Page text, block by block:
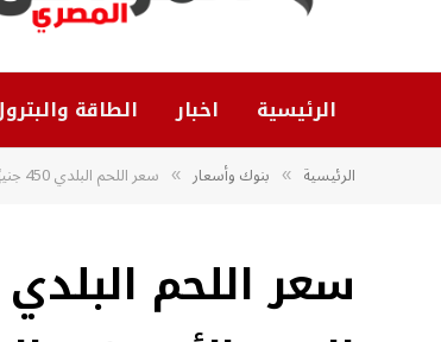
الرئيسية اخبار الطاقة
الرئيسية » بنوك وأسعار » سعر اللحم البلدي 450 جنيهًا.. أسعار اللحوم اليوم الأحد في السوق